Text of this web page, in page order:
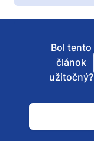
Bol tento
článok
užitočný?